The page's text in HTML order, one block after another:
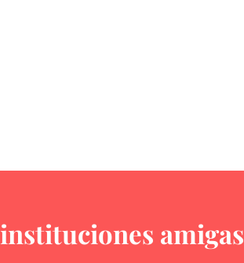
instituciones amigas